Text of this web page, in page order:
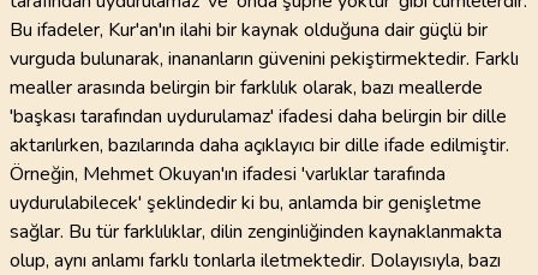
Bu ifadeler, Kur'an'ın ilahi bir kaynak olduğuna dair güçlü bir
vurguda bulunarak, inananların güvenini pekiştirmektedir. Farklı
mealler arasında belirgin bir farklılık olarak, bazı meallerde
'başkası tarafından uydurulamaz' ifadesi daha belirgin bir dille
aktarılırken, bazılarında daha açıklayıcı bir dille ifade edilmiştir.
Örneğin, Mehmet Okuyan'ın ifadesi 'varlıklar tarafında
uydurulabilecek' şeklindedir ki bu, anlamda bir genişletme
sağlar. Bu tür farklılıklar, dilin zenginliğinden kaynaklanmakta
olup, aynı anlamı farklı tonlarla iletmektedir. Dolayısıyla, bazı